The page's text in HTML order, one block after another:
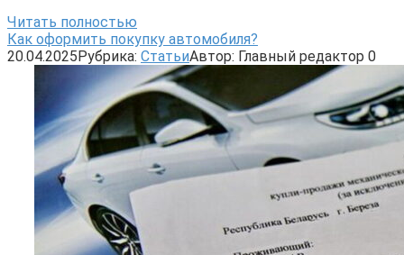
Читать полностью
Как оформить покупку автомобиля?
20.04.2025Рубрика: СтатьиАвтор: Главный редактор 0